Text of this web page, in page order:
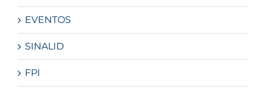
EVENTOS
SINALID
FPI